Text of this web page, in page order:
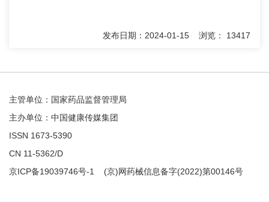
发布日期：2024-01-15 浏览： 13417
主管单位：国家药品监督管理局
主办单位：中国健康传媒集团
ISSN 1673-5390
CN 11-5362/D
京ICP备19039746号-1
(京)网药械信息备字(2022)第00146号